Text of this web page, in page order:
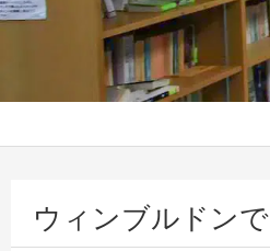
ウィンブルドンで